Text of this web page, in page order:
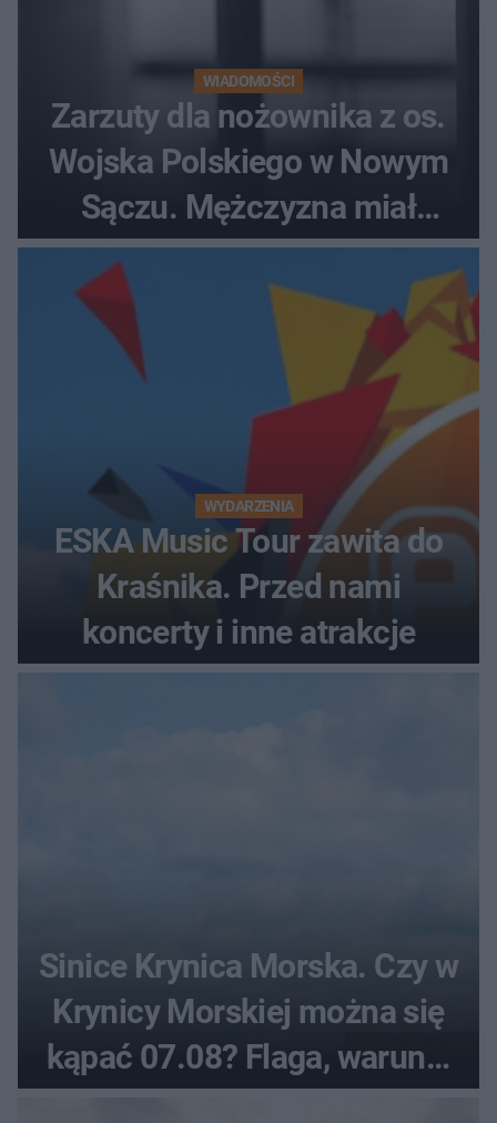
WIADOMOŚCI
Zarzuty dla nożownika z os.
Wojska Polskiego w Nowym
Sączu. Mężczyzna miał
wczesniej problemy z
prawem
WYDARZENIA
ESKA Music Tour zawita do
Kraśnika. Przed nami
koncerty i inne atrakcje
Sinice Krynica Morska. Czy w
Krynicy Morskiej można się
kąpać 07.08? Flaga, warunki
pogodowe